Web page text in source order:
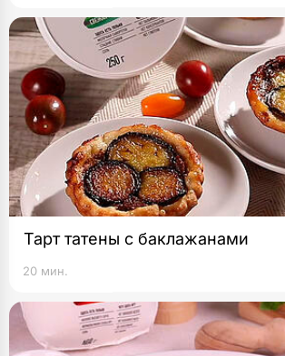
Тарт татены с баклажанами
20 мин.